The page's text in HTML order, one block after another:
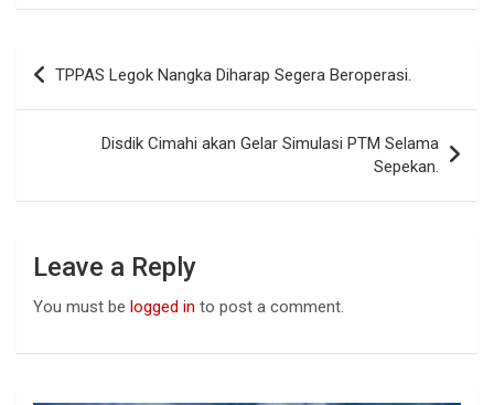
ce
b
o
at
A
p
ke
dI
n
Post
navigation
TPPAS Legok Nangka Diharap Segera Beroperasi.
Disdik Cimahi akan Gelar Simulasi PTM Selama
Sepekan.
Leave a Reply
You must be logged in to post a comment.